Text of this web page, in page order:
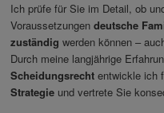
Ich prüfe für Sie im Detail, ob
Voraussetzungendeutsche
zuständig werden können –
Durch meine langjährige
Scheidungsrecht entwickle ich
Strategie und vertrete Sie